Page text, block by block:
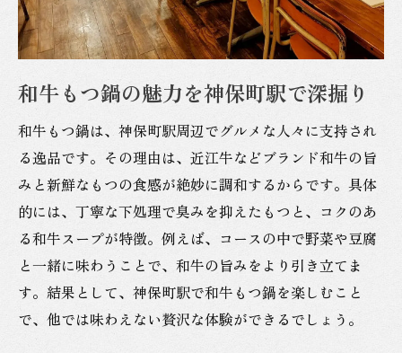
法
神保町駅周辺で近江牛の旨みを味わう秘訣
う
和牛と新鮮もつの絶妙な組み合わせを満喫
神保町もつ鍋で感じる近江牛の贅沢な味わ
い
近江牛もつ鍋が神保町で選ばれる理由
宴会に最適なもつ鍋の選び方と楽しみ方
宴会におすすめ神保町のもつ鍋店を厳選
もつ鍋コースで宴会を盛り上げるポイント
神保町で宴会向きの和牛もつ鍋を選ぶコツ
和牛もつ鍋の魅力を神保町駅で深掘り
和牛もつ鍋は、神保町駅周辺でグルメな人々に支持され
る逸品です。その理由は、近江牛などブランド和牛の旨
みと新鮮なもつの食感が絶妙に調和するからです。具体
的には、丁寧な下処理で臭みを抑えたもつと、コクのあ
る和牛スープが特徴。例えば、コースの中で野菜や豆腐
と一緒に味わうことで、和牛の旨みをより引き立てま
す。結果として、神保町駅で和牛もつ鍋を楽しむこと
で、他では味わえない贅沢な体験ができるでしょう。